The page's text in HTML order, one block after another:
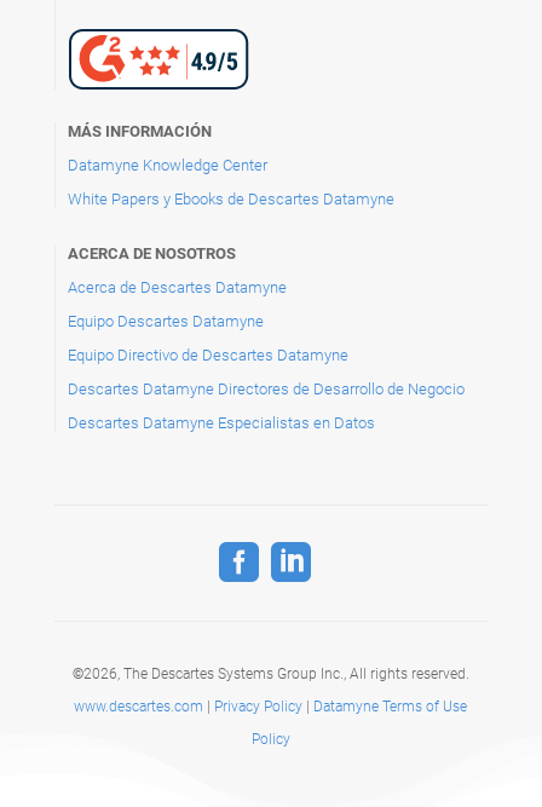
MÁS INFORMACIÓN
Datamyne Knowledge Center
White Papers y Ebooks de Descartes Datamyne
ACERCA DE NOSOTROS
Acerca de Descartes Datamyne
Equipo Descartes Datamyne
Equipo Directivo de Descartes Datamyne
Descartes Datamyne Directores de Desarrollo de Negocio
Descartes Datamyne Especialistas en Datos
 
©2026, The Descartes Systems Group Inc., All rights reserved.
www.descartes.com
Privacy Policy
Datamyne Terms of Use
Policy